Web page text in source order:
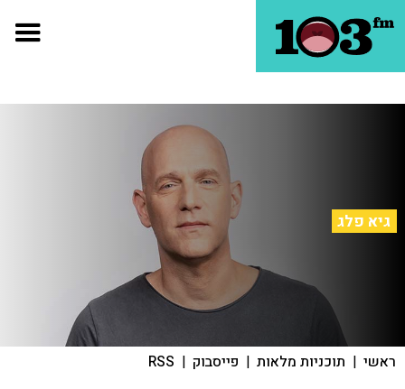
גיא פלג
ראשי | תוכניות מלאות | פייסבוק |
RSS